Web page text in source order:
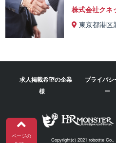
株式会社クネ
東京都港
ページの
求人掲載希望の企業
様
プライバ
ー
Copyright(c) 2021 robottte